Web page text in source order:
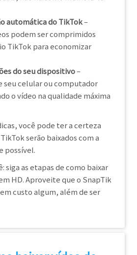
automática do TikTok–
podem ser comprimidos
TikTok para economizar
do seu dispositivo–
seu celular ou computador
o vídeo na qualidade máxima
você pode ter a certeza
serão baixados com a
possível.
siga as etapas de como baixar
HD. Aproveite que o SnapTik
custo algum, além de ser